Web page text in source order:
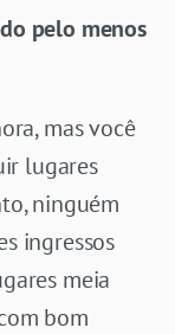
pelo menos
mas você
lugares
ninguém
ingressos
meia
bom